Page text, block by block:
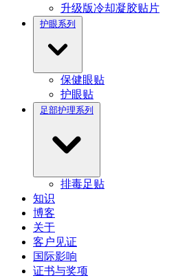
升级版冷却凝胶贴片
护眼系列
保健眼贴
护眼贴
足部护理系列
排毒足贴
知识
博客
关于
客户见证
国际影响
证书与奖项